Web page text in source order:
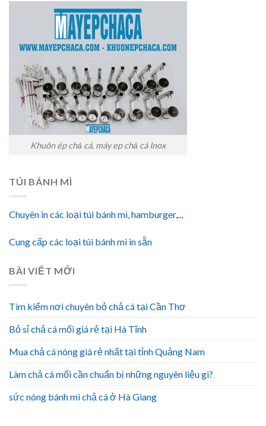
Khuôn ép chả cá, máy ep chả cá Inox
TÚI BÁNH MÌ
Chuyên in các loại túi bánh mì, hamburger,..,
Cung cấp các loại túi bánh mì in sẵn
BÀI VIẾT MỚI
Tìm kiếm nơi chuyên bỏ chả cá tại Cần Thơ
Bỏ sỉ chả cá mối giá rẻ tại Hà Tĩnh
Mua chả cá nóng giá rẻ nhất tại tỉnh Quảng Nam
Làm chả cá mối cần chuẩn bị những nguyên liệu gì?
sức nóng bánh mì chả cá ở Hà Giang